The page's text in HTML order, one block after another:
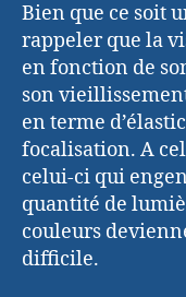
Bien que ce soit
rappeler que la
en fonction de
son
en terme
focalisation. A
celui-ci qui
quantité de
couleurs
difficile.